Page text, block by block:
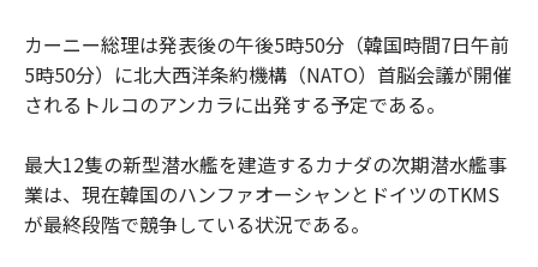
カーニー総理は発表後の午後5時50分（韓国時間7日午前
5時50分）に北大西洋条約機構（NATO）首脳会議が開催
されるトルコのアンカラに出発する予定である。
最大12隻の新型潜水艦を建造するカナダの次期潜水艦事
業は、現在韓国のハンファオーシャンとドイツのTKMS
が最終段階で競争している状況である。